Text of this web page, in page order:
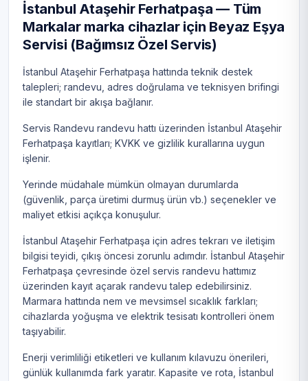
İstanbul Ataşehir Ferhatpaşa — Tüm
Markalar marka cihazlar için Beyaz Eşya
Servisi (Bağımsız Özel Servis)
İstanbul Ataşehir Ferhatpaşa hattında teknik destek
talepleri; randevu, adres doğrulama ve teknisyen brifingi
ile standart bir akışa bağlanır.
Servis Randevu randevu hattı üzerinden İstanbul Ataşehir
Ferhatpaşa kayıtları; KVKK ve gizlilik kurallarına uygun
işlenir.
Yerinde müdahale mümkün olmayan durumlarda
(güvenlik, parça üretimi durmuş ürün vb.) seçenekler ve
maliyet etkisi açıkça konuşulur.
İstanbul Ataşehir Ferhatpaşa için adres tekrarı ve iletişim
bilgisi teyidi, çıkış öncesi zorunlu adımdır. İstanbul Ataşehir
Ferhatpaşa çevresinde özel servis randevu hattımız
üzerinden kayıt açarak randevu talep edebilirsiniz.
Marmara hattında nem ve mevsimsel sıcaklık farkları;
cihazlarda yoğuşma ve elektrik tesisatı kontrolleri önem
taşıyabilir.
Enerji verimliliği etiketleri ve kullanım kılavuzu önerileri,
günlük kullanımda fark yaratır. Kapasite ve rota, İstanbul